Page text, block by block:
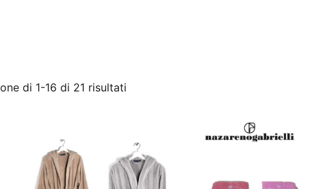
di 1-16 di 21 risultati